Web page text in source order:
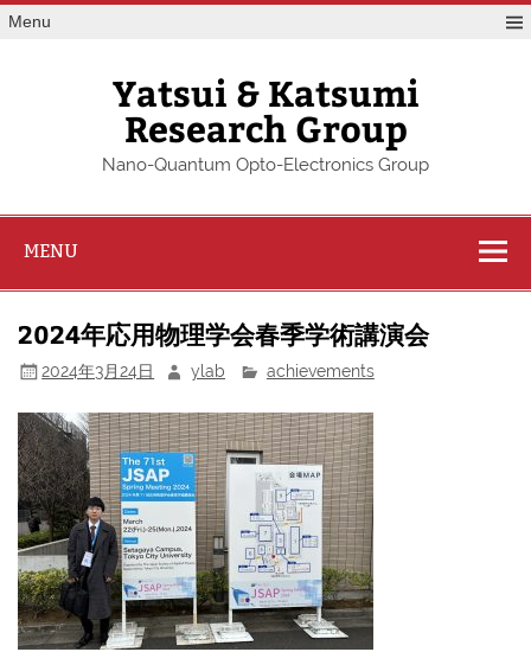
Skip
toMenu
Yatsui & Katsumi
Research Group
Nano-Quantum Opto-Electronics Group
MENU
2024年応用物理学会春季学術講演会
2024年3月24日 ylab achievements